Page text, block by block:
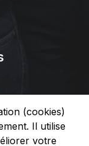
(cookies)
Il utilise
votre